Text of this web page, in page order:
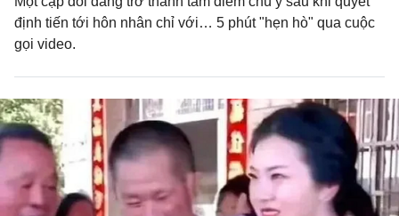
định tiến tới hôn nhân chỉ với… 5 phút "hẹn hò" qua cuộc
gọi video.